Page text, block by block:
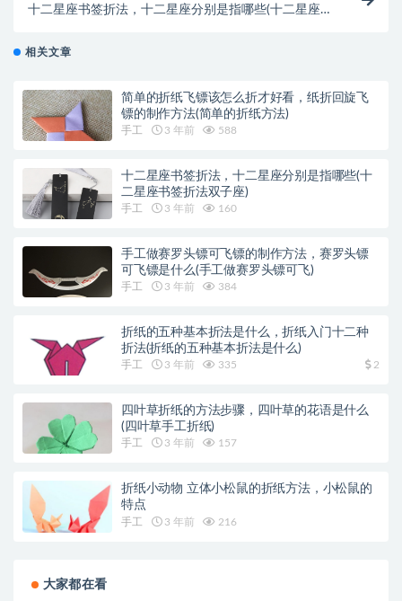
十二星座书签折法，十二星座分别是指哪些(十二星座书
相关文章
简单的折纸飞镖该怎么折才好看，纸折回旋飞
镖的制作方法(简单的折纸方法)
手工 3 年前 588
十二星座书签折法，十二星座分别是指哪些(十
二星座书签折法双子座)
手工 3 年前 160
手工做赛罗头镖可飞镖的制作方法，赛罗头镖
可飞镖是什么(手工做赛罗头镖可飞)
手工 3 年前 384
折纸的五种基本折法是什么，折纸入门十二种
折法(折纸的五种基本折法是什么)
手工 3 年前 335 2
四叶草折纸的方法步骤，四叶草的花语是什么
(四叶草手工折纸)
手工 3 年前 157
折纸小动物 立体小松鼠的折纸方法，小松鼠的
特点
手工 3 年前 216
大家都在看